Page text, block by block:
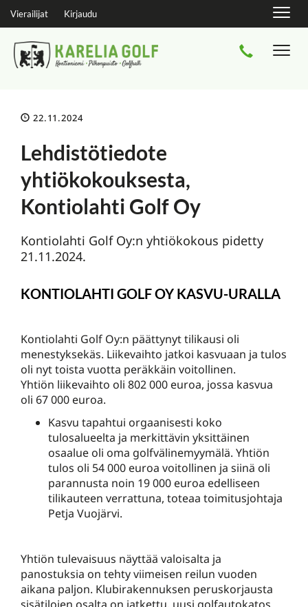
Vierailijat Kirjaudu
22.11.2024
Lehdistötiedote
yhtiökokouksesta,
Kontiolahti Golf Oy
Kontiolahti Golf Oy:n yhtiökokous pidetty
21.11.2024.
KONTIOLAHTI GOLF OY KASVU-URALLA
Kontiolahti Golf Oy:n päättynyt tilikausi oli
menestyksekäs. Liikevaihto jatkoi kasvuaan ja tulos
oli nyt toista vuotta peräkkäin voitollinen.
Yhtiön liikevaihto oli 802 000 euroa, jossa kasvua
oli 67 000 euroa.
Kasvu tapahtui orgaanisesti koko
tulosalueelta ja merkittävin yksittäinen
osaalue oli oma golfvälinemyymälä. Yhtiön
tulos oli 54 000 euroa voitollinen ja siinä oli
parannusta noin 19 000 euroa edelliseen
tilikauteen verrattuna, toteaa toimitusjohtaja
Petja Vuojärvi.
Yhtiön tulevaisuus näyttää valoisalta ja
panostuksia on tehty viimeisen reilun vuoden
aikana paljon. Klubirakennuksen peruskorjausta